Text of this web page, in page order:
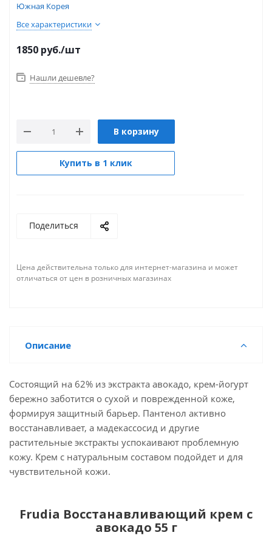
Южная Корея
Все характеристики
1850 руб./шт
Нашли дешевле?
В корзину
Купить в 1 клик
Поделиться
Цена действительна только для интернет-магазина и может
отличаться от цен в розничных магазинах
Описание
Состоящий на 62% из экстракта авокадо, крем-йогурт
бережно заботится о сухой и поврежденной коже,
формируя защитный барьер. Пантенол активно
восстанавливает, а мадекассосид и другие
растительные экстракты успокаивают проблемную
кожу. Крем с натуральным составом подойдет и для
чувствительной кожи.
Frudia Восстанавливающий крем с
авокадо 55 г